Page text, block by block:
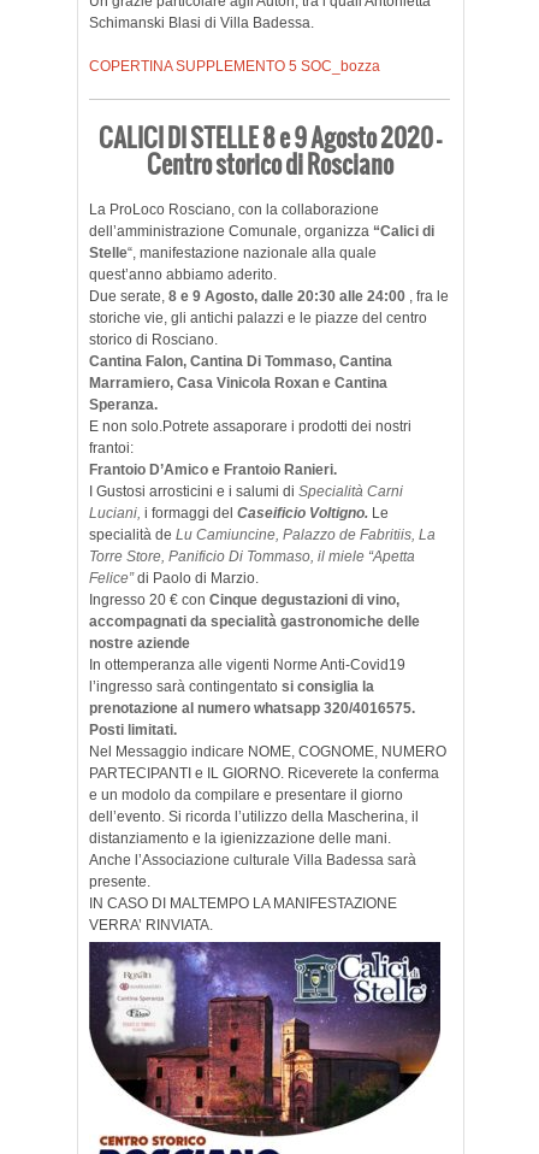
Schimanski Blasi di Villa Badessa.
COPERTINA SUPPLEMENTO 5 SOC_bozza
CALICI DI STELLE 8 e 9 Agosto 2020 –
Centro storico di Rosciano
La ProLoco Rosciano, con la collaborazione
dell’amministrazione Comunale, organizza “Calici di
Stelle“, manifestazione nazionale alla quale
quest’anno abbiamo aderito.
Due serate, 8 e 9 Agosto, dalle 20:30 alle 24:00 , fra le
storiche vie, gli antichi palazzi e le piazze del centro
storico di Rosciano.
Cantina Falon, Cantina Di Tommaso, Cantina
Marramiero, Casa Vinicola Roxan e Cantina
Speranza.
E non solo.Potrete assaporare i prodotti dei nostri
frantoi:
Frantoio D’Amico e Frantoio Ranieri.
I Gustosi arrosticini e i salumi di Specialità Carni
Luciani, i formaggi del Caseificio Voltigno. Le
specialità de Lu Camiuncine, Palazzo de Fabritiis, La
Torre Store, Panificio Di Tommaso, il miele “Apetta
Felice”di Paolo di Marzio.
Ingresso 20 € con Cinque degustazioni di vino,
accompagnati da specialità gastronomiche delle
nostre aziende
In ottemperanza alle vigenti Norme Anti-Covid19
l’ingresso sarà contingentato si consiglia la
prenotazione al numero whatsapp 320/4016575.
Posti limitati.
Nel Messaggio indicare NOME, COGNOME, NUMERO
PARTECIPANTI e IL GIORNO. Riceverete la conferma
e un modolo da compilare e presentare il giorno
dell’evento. Si ricorda l’utilizzo della Mascherina, il
distanziamento e la igienizzazione delle mani.
Anche l’Associazione culturale Villa Badessa sarà
presente.
IN CASO DI MALTEMPO LA MANIFESTAZIONE
VERRA’ RINVIATA.